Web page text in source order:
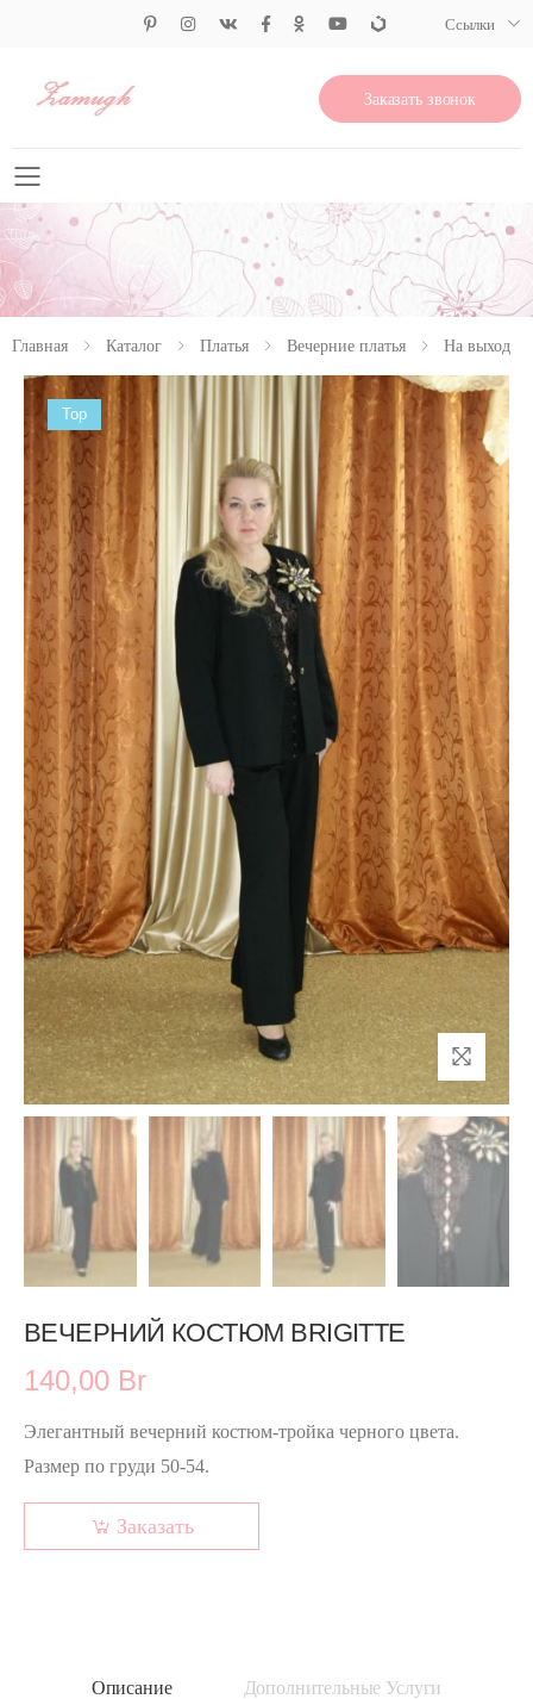
Ссылки
Заказать звонок
Свернуть меню
Главная Каталог Платья Вечерние платья На выход
Top
ВЕЧЕРНИЙ КОСТЮМ BRIGITTE
140,00 Br
Элегантный вечерний костюм-тройка черного цвета.
Размер по груди 50-54.
Заказать
Описание Дополнительные Услуги